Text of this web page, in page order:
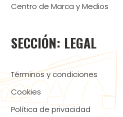
Centro de Marca y Medios
SECCIÓN: LEGAL
Términos y condiciones
Cookies
Política de privacidad